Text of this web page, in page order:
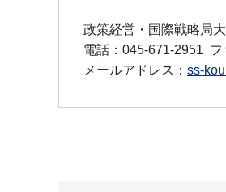
政策経営・国際戦略局
電話：045-671-2951 フ
メールアドレス： ss-